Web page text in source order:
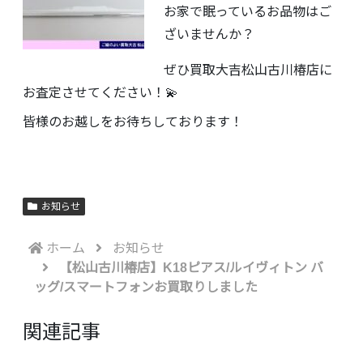
お家で眠っているお品物はご
ざいませんか？
ぜひ買取大吉松山古川椿店に
お査定させてください！💫
皆様のお越しをお待ちしております！
お知らせ
ホーム
お知らせ
【松山古川椿店】K18ピアス/ルイヴィトン バ
ッグ/スマートフォンお買取りしました
関連記事